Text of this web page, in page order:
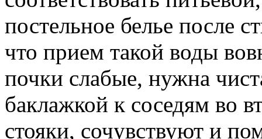
постельное белье после
что прием такой воды
почки слабые, нужна
баклажкой к соседям во
стояки, сочувствуют и